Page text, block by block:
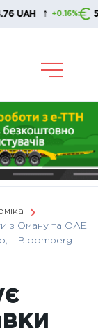
↑ +0.16% 51.67
з Оману та ОАЕ
– Bloomberg